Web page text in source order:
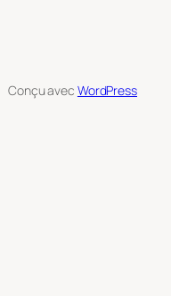
Conçu avec WordPress